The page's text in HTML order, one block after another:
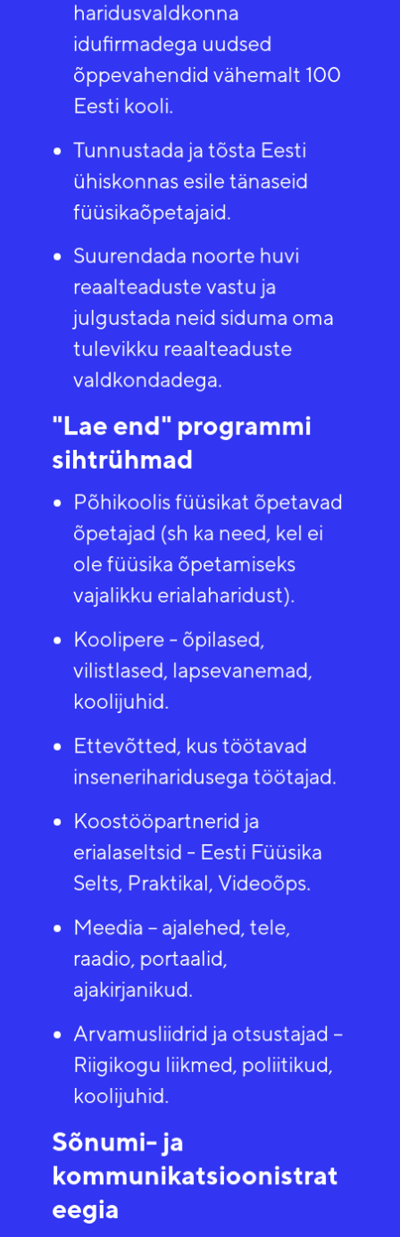
haridusvaldkonna
idufirmadega uudsed
õppevahendid vähemalt 100
Eesti kooli.​
Tunnustada ja tõsta Eesti
ühiskonnas esile tänaseid
füüsikaõpetajaid.​
Suurendada noorte huvi
reaalteaduste vastu ja
julgustada neid siduma oma
tulevikku reaalteaduste
valdkondadega.​
"Lae end" programmi
sihtrühmad​
Põhikoolis füüsikat õpetavad
õpetajad (sh ka need, kel ei
ole füüsika õpetamiseks
vajalikku erialaharidust)​.
Koolipere - õpilased,
vilistlased, lapsevanemad,
koolijuhid​.
Ettevõtted, kus töötavad
inseneriharidusega töötajad​.
Koostööpartnerid ja
erialaseltsid - Eesti Füüsika
Selts, Praktikal, Videoõps​.
Meedia – ajalehed, tele,
raadio, portaalid,
ajakirjanikud.​
Arvamusliidrid ja otsustajad –
Riigikogu liikmed, poliitikud,
koolijuhid​.
Sõnumi- ja
kommunikatsioonistrat
eegia​